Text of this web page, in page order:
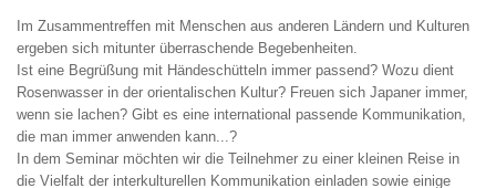
Im Zusammentreffen mit Menschen aus anderen Ländern und Kulturen
ergeben sich mitunter überraschende Begebenheiten.
Ist eine Begrüßung mit Händeschütteln immer passend? Wozu dient
Rosenwasser in der orientalischen Kultur? Freuen sich Japaner immer,
wenn sie lachen? Gibt es eine international passende Kommunikation,
die man immer anwenden kann...?
In dem Seminar möchten wir die Teilnehmer zu einer kleinen Reise in
die Vielfalt der interkulturellen Kommunikation einladen sowie einige